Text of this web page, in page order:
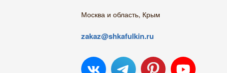
Москва и область, Крым
zakaz@shkafulkin.ru